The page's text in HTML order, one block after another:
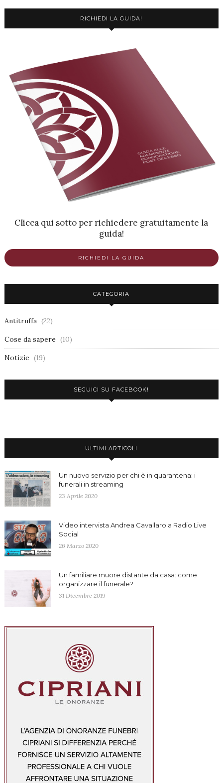
RICHIEDI LA GUIDA!
Clicca qui sotto per richiedere gratuitamente la
guida!
RICHIEDI LA GUIDA
CATEGORIA
Antitruffa (22)
Cose da sapere (10)
Notizie (19)
SEGUICI SU FACEBOOK!
ULTIMI ARTICOLI
Un nuovo servizio per chi è in quarantena: i
funerali in streaming
23 Aprile 2020
Video intervista Andrea Cavallaro a Radio Live
Social
26 Marzo 2020
Un familiare muore distante da casa: come
organizzare il funerale?
31 Dicembre 2019